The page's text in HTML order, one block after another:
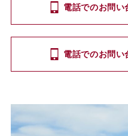
電話でのお問
電話でのお問